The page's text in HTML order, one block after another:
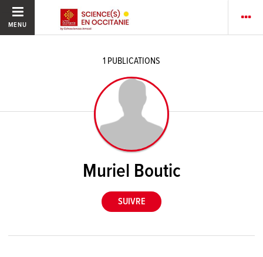
MENU
1 PUBLICATIONS
Muriel Boutic